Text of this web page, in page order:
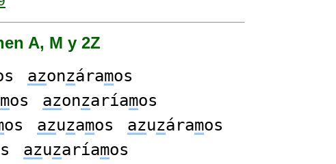
A, M y 2Z
azonzáramos
mos azonzaríamos
os azuzamos azuzáramos
azuzaríamos